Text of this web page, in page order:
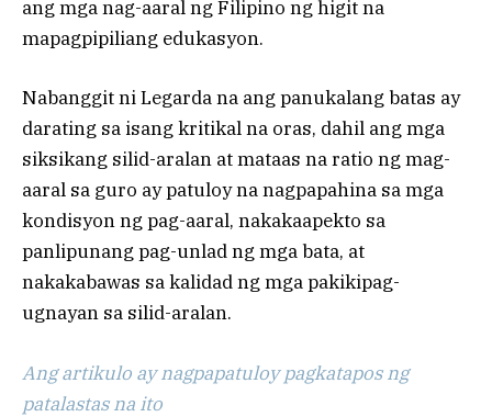
ang mga nag-aaral ng Filipino ng higit na
mapagpipiliang edukasyon.
Nabanggit ni Legarda na ang panukalang batas ay
darating sa isang kritikal na oras, dahil ang mga
siksikang silid-aralan at mataas na ratio ng mag-
aaral sa guro ay patuloy na nagpapahina sa mga
kondisyon ng pag-aaral, nakakaapekto sa
panlipunang pag-unlad ng mga bata, at
nakakabawas sa kalidad ng mga pakikipag-
ugnayan sa silid-aralan.
Ang artikulo ay nagpapatuloy pagkatapos ng
patalastas na ito